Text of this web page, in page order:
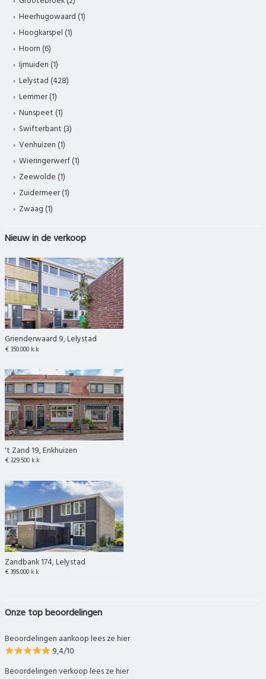
Heerhugowaard (1)
Hoogkarspel (1)
Hoorn (6)
Ijmuiden (1)
Lelystad (428)
Lemmer (1)
Nunspeet (1)
Swifterbant (3)
Venhuizen (1)
Wieringerwerf (1)
Zeewolde (1)
Zuidermeer (1)
Zwaag (1)
Nieuw in de verkoop
Grienderwaard 9, Lelystad
€ 350.000 k.k
't Zand 19, Enkhuizen
€ 329.500 k.k
Zandbank 174, Lelystad
€ 395.000 k.k
Onze top beoordelingen
Beoordelingen aankoop lees ze hier
9,4/10
Beoordelingen verkoop lees ze hier